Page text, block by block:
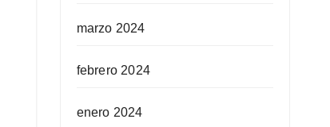
marzo 2024
febrero 2024
enero 2024